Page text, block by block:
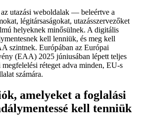
utazási weboldalak — beleértve a
légitársaságokat, utazásszervezőket
helyeknek minősülnek. A digitális
kell lenniük, és meg kell
szintnek. Európában az Európai
(EAA) 2025 júniusában lépett teljes
réteget adva minden, EU-s
számára.
amelyeket a foglalási
kell tenniük